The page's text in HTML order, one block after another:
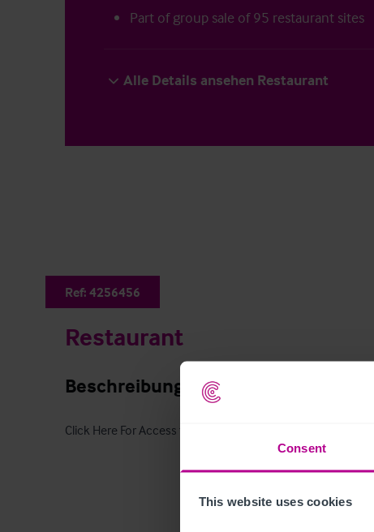
Consent
This website uses cookies
Part of group sale of 95 restaurant sites
Alle Details ansehen Restaurant
Ref: 4256456
Restaurant
Beschreibung
Click Here For Access to the Data Room